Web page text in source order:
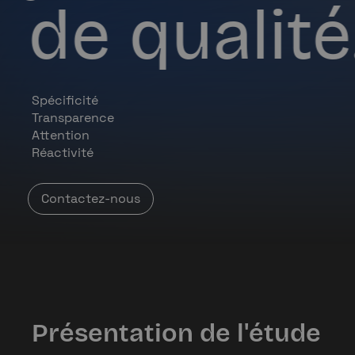
de
Spécificité
Transparence
Attention
Réactivité
Contactez-nous
Présentation de l'étude